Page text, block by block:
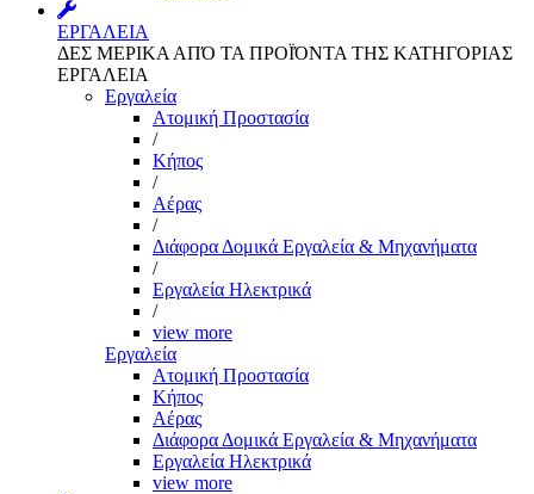
ΕΡΓΑΛΕΙΑ
ΔΕΣ ΜΕΡΙΚΑ ΑΠΌ ΤΑ ΠΡΟΪΌΝΤΑ ΤΗΣ ΚΑΤΗΓΟΡΙΑΣ
ΕΡΓΑΛΕΙΑ
Εργαλεία
Aτομική Προστασία
/
Kήπος
/
Αέρας
/
Διάφορα Δομικά Εργαλεία & Μηχανήματα
/
Εργαλεία Ηλεκτρικά
/
view more
Εργαλεία
Aτομική Προστασία
Kήπος
Αέρας
Διάφορα Δομικά Εργαλεία & Μηχανήματα
Εργαλεία Ηλεκτρικά
view more